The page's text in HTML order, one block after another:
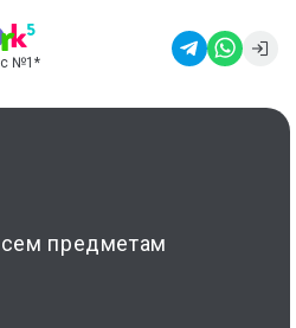
№1 *
предметам